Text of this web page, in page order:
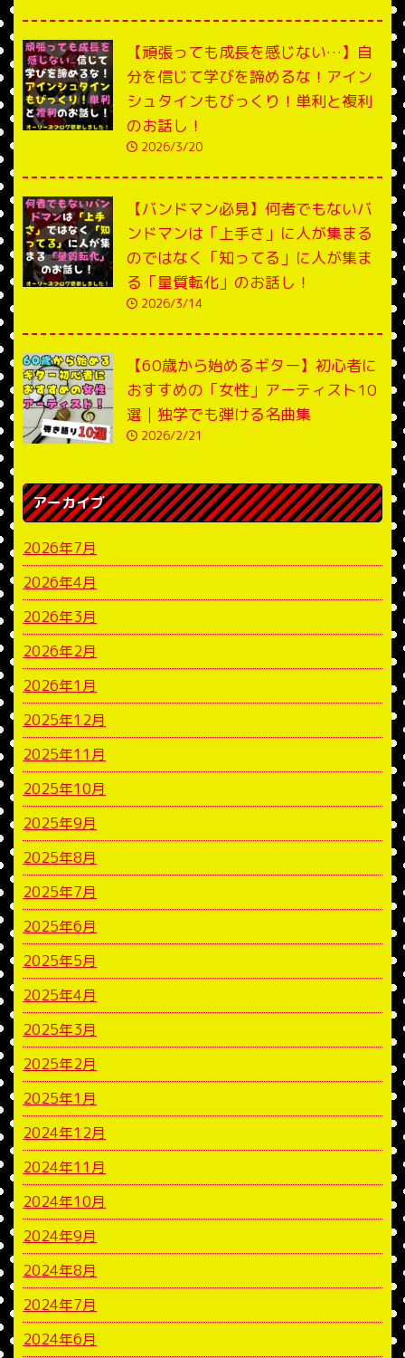
【頑張っても成長を感じない…】自
分を信じて学びを諦めるな！アイン
シュタインもびっくり！単利と複利
のお話し！
2026/3/20
【バンドマン必見】何者でもないバ
ンドマンは「上手さ」に人が集まる
のではなく「知ってる」に人が集ま
る「量質転化」のお話し！
2026/3/14
【60歳から始めるギター】初心者に
おすすめの「女性」アーティスト10
選｜独学でも弾ける名曲集
2026/2/21
アーカイブ
2026年7月
2026年4月
2026年3月
2026年2月
2026年1月
2025年12月
2025年11月
2025年10月
2025年9月
2025年8月
2025年7月
2025年6月
2025年5月
2025年4月
2025年3月
2025年2月
2025年1月
2024年12月
2024年11月
2024年10月
2024年9月
2024年8月
2024年7月
2024年6月